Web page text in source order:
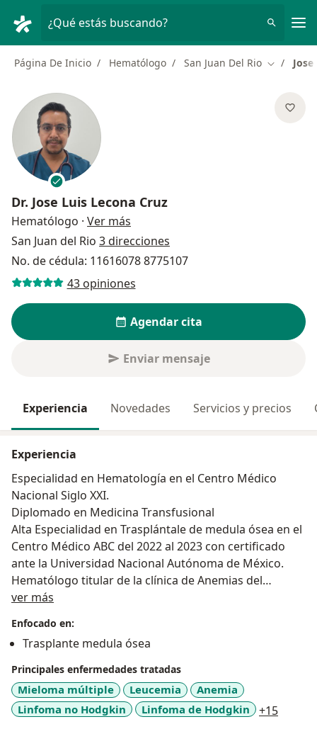
¿Qué estás buscando?
Página De Inicio Hematólogo San Juan Del Rio Cambiar
Dr. Jose Luis Lecona Cruz
Hematólogo · Ver más
San Juan del Rio 3 direcciones
No. de cédula: 11616078 8775107
43 opiniones
Agendar cita
Enviar mensaje
Experiencia Novedades Servicios y precios
Experiencia
Especialidad en Hematología en el Centro Médico
Nacional Siglo XXI.
Diplomado en Medicina Transfusional
Alta Especialidad en Trasplántale de medula ósea en el
Centro Médico ABC del 2022 al 2023 con certificado
ante la Universidad Nacional Autónoma de México.
Hematólogo titular de la clínica de Anemias del
Hospital de Especialidades CMNSXXI y adjunto a la
2023 al 2024.
Medico Hematologo en Hospital Regional del Instituto
Mexicano del Seguro Social
ver más
Enfocado en:
Trasplante medula ósea
Principales enfermedades tratadas
Mieloma múltiple Leucemia
Anemia
Linfoma no Hodgkin
Linfoma de Hodgkin +15